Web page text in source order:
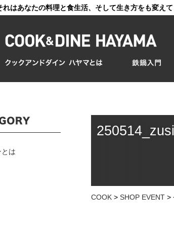
はあなたの料理と食生活、そして生き方をも変えて
COOK > SHOP EVENT >
は